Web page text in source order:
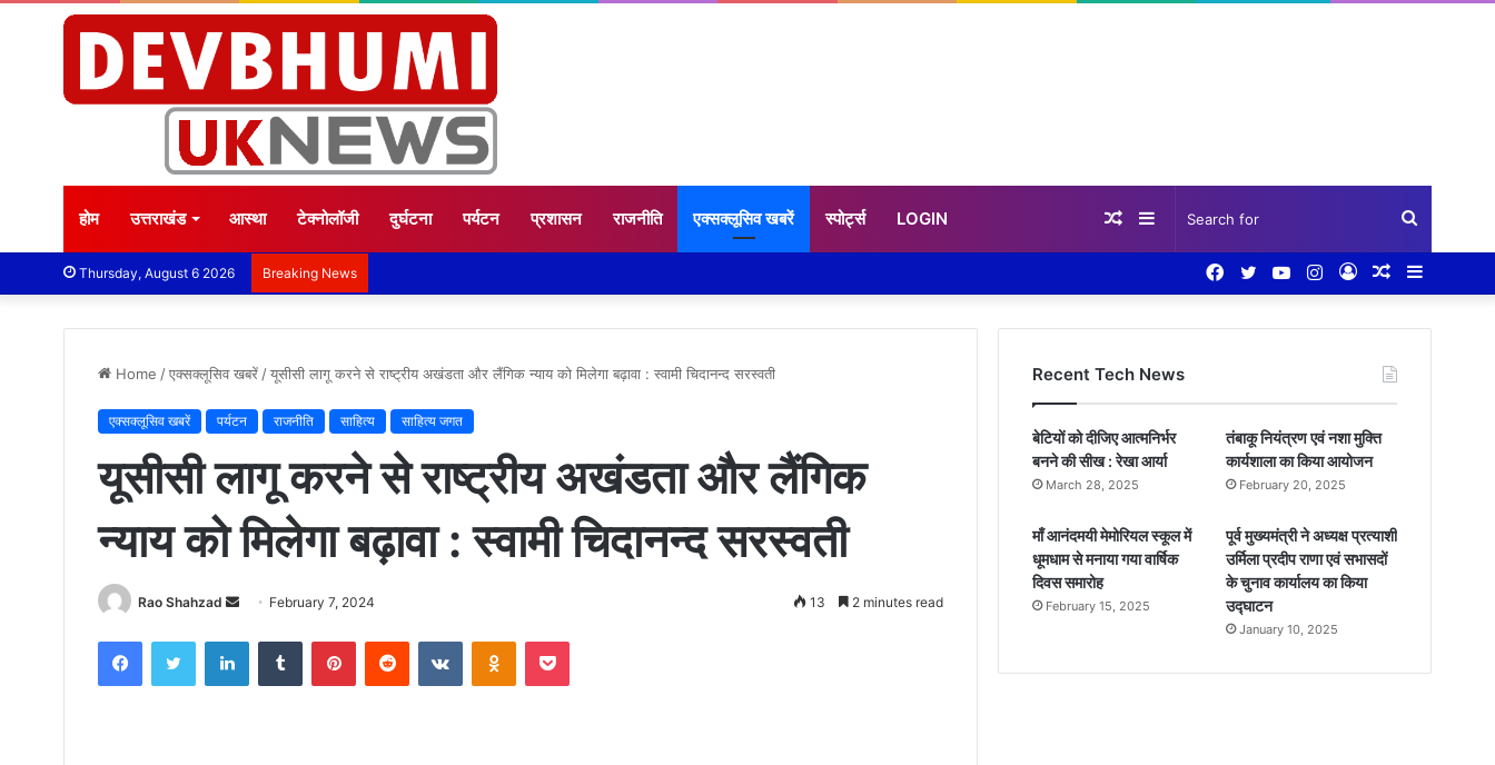
होम उत्तराखंड आस्था टेक्नोलॉजी दुर्घटना पर्यटन प्रशासन राजनीति एक्सक्लूसिव खबरें स्पोर्ट्स LOGIN Search
for
Sidebar
Random
Thursday, August 6 2026 Breaking News Sidebar
Random
Log
Instagram
YouTube
Twitter
Facebook
Home /एक्सक्लूसिव खबरें /यूसीसी लागू करने से राष्ट्रीय अखंडता और लैंगिक न्याय को मिलेगा बढ़ावा : स्वामी चिदानन्द सरस्वती
एक्सक्लूसिव खबरें पर्यटन राजनीति साहित्य साहित्य जगत
यूसीसी लागू करने से राष्ट्रीय अखंडता और लैंगिक
न्याय को मिलेगा बढ़ावा : स्वामी चिदानन्द सरस्वती
Rao Shahzad
Send February 7, 2024 13 2 minutes read
FacebookTwitter LinkedInTumblr PinterestReddit VKontakteOdnoklassniki
Pocket
Recent Tech News
बेटियों को दीजिए आत्मनिर्भर
बनने की सीख : रेखा आर्या
March 28, 2025
तंबाकू नियंत्रण एवं नशा मुक्ति
कार्यशाला का किया आयोजन
February 20, 2025
माँ आनंदमयी मेमोरियल स्कूल में
धूमधाम से मनाया गया वार्षिक
दिवस समारोह
February 15, 2025
पूर्व मुख्यमंत्री ने अध्यक्ष प्रत्याशी
उर्मिला प्रदीप राणा एवं सभासदों
के चुनाव कार्यालय का किया
उद्घाटन
January 10, 2025